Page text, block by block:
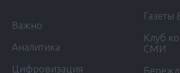
Важно
Аналитика
Цифровизация
Газеты
Клуб
СМИ